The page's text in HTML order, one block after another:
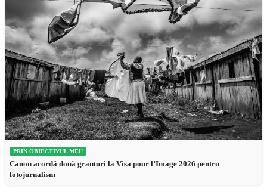
PRIN OBIECTIVUL MEU
Canon acordă două granturi la Visa pour l’Image 2026 pentru
fotojurnalism